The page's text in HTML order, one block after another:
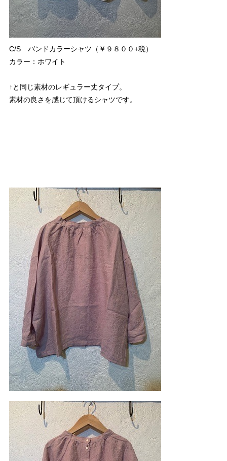
C/S バンドカラーシャツ（￥９８００+税）
カラー：ホワイト
↑と同じ素材のレギュラー丈タイプ。
素材の良さを感じて頂けるシャツです。